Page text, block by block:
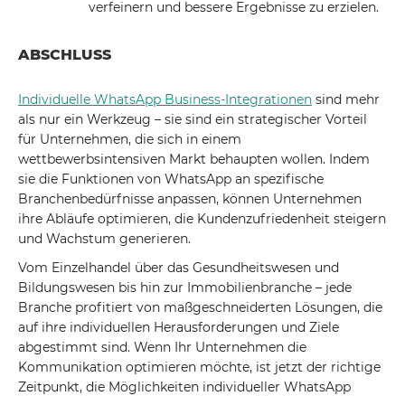
verfeinern und bessere Ergebnisse zu erzielen.
ABSCHLUSS
Individuelle WhatsApp Business-Integrationen sind mehr
als nur ein Werkzeug – sie sind ein strategischer Vorteil
für Unternehmen, die sich in einem
wettbewerbsintensiven Markt behaupten wollen. Indem
sie die Funktionen von WhatsApp an spezifische
Branchenbedürfnisse anpassen, können Unternehmen
ihre Abläufe optimieren, die Kundenzufriedenheit steigern
und Wachstum generieren.
Vom Einzelhandel über das Gesundheitswesen und
Bildungswesen bis hin zur Immobilienbranche – jede
Branche profitiert von maßgeschneiderten Lösungen, die
auf ihre individuellen Herausforderungen und Ziele
abgestimmt sind. Wenn Ihr Unternehmen die
Kommunikation optimieren möchte, ist jetzt der richtige
Zeitpunkt, die Möglichkeiten individueller WhatsApp